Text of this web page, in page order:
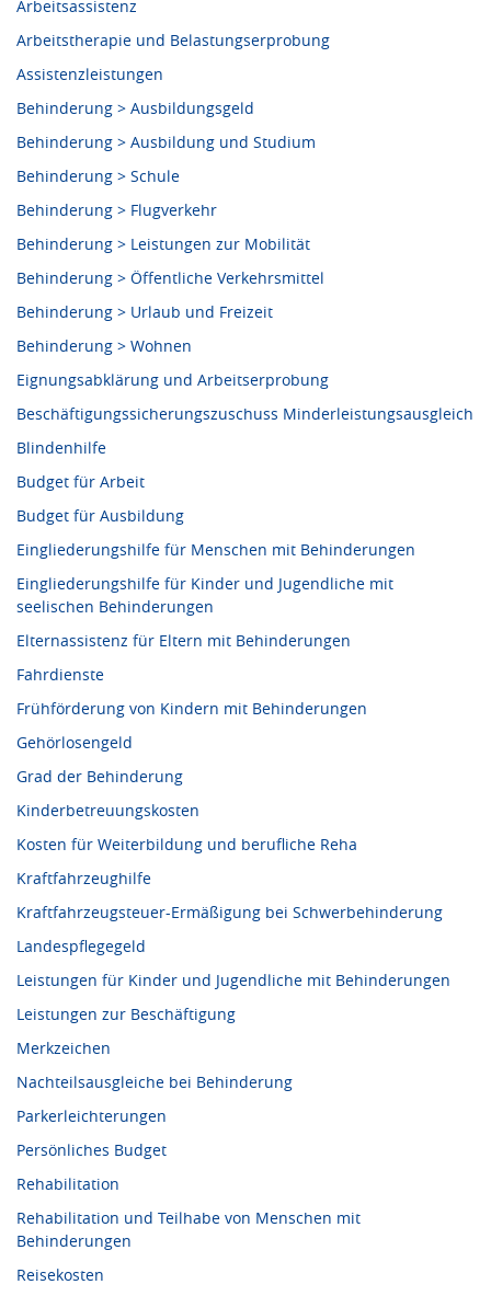
Arbeitsassistenz
Arbeitstherapie und Belastungserprobung
Assistenzleistungen
Behinderung > Ausbildungsgeld
Behinderung > Ausbildung und Studium
Behinderung > Schule
Behinderung > Flugverkehr
Behinderung > Leistungen zur Mobilität
Behinderung > Öffentliche Verkehrsmittel
Behinderung > Urlaub und Freizeit
Behinderung > Wohnen
Eignungsabklärung und Arbeitserprobung
Beschäftigungssicherungszuschuss Minderleistungsausgleich
Blindenhilfe
Budget für Arbeit
Budget für Ausbildung
Eingliederungshilfe für Menschen mit Behinderungen
Eingliederungshilfe für Kinder und Jugendliche mit
seelischen Behinderungen
Elternassistenz für Eltern mit Behinderungen
Fahrdienste
Frühförderung von Kindern mit Behinderungen
Gehörlosengeld
Grad der Behinderung
Kinderbetreuungskosten
Kosten für Weiterbildung und berufliche Reha
Kraftfahrzeughilfe
Kraftfahrzeugsteuer-Ermäßigung bei Schwerbehinderung
Landespflegegeld
Leistungen für Kinder und Jugendliche mit Behinderungen
Leistungen zur Beschäftigung
Merkzeichen
Nachteilsausgleiche bei Behinderung
Parkerleichterungen
Persönliches Budget
Rehabilitation
Rehabilitation und Teilhabe von Menschen mit
Behinderungen
Reisekosten